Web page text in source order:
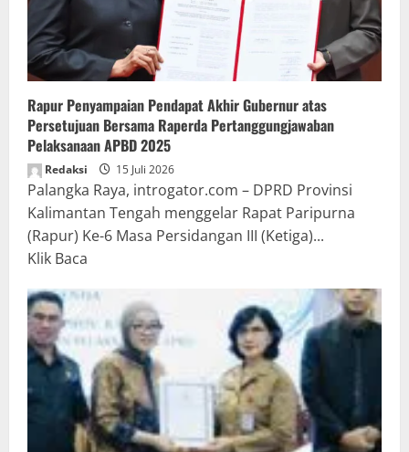
Rapur Penyampaian Pendapat Akhir Gubernur atas
Persetujuan Bersama Raperda Pertanggungjawaban
Pelaksanaan APBD 2025
Redaksi 15 Juli 2026
Palangka Raya, introgator.com – DPRD Provinsi
Kalimantan Tengah menggelar Rapat Paripurna
(Rapur) Ke-6 Masa Persidangan III (Ketiga)...
Klik Baca
about
Rapur
Penyampaian
Pendapat
Akhir
Gubernur
atas